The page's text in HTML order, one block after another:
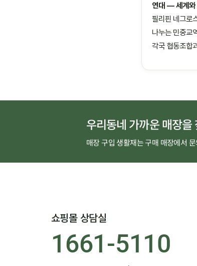
연대 — 세계와
필리핀 네그로
나누는 민중교
각국 협동조합
우리동네 가까운 매장을
매장 구입 생활재는 구매 매장에서
쇼핑몰 상담실
1661-5110